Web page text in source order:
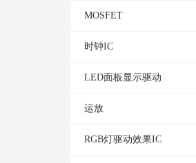
MOSFET
时钟IC
LED面板显示驱动
运放
RGB灯驱动效果IC